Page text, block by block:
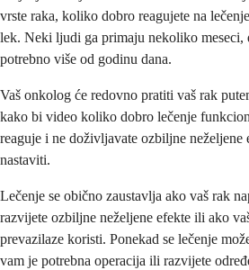
vrste raka, koliko dobro reagujete na
lek. Neki ljudi ga primaju nekoliko meseci,
potrebno više od godinu dana.
Vaš onkolog će redovno pratiti vaš rak
kako bi video koliko dobro lečenje
reaguje i ne doživljavate ozbiljne neželjene
nastaviti.
Lečenje se obično zaustavlja ako vaš rak
razvijete ozbiljne neželjene efekte ili ako
prevazilaze koristi. Ponekad se lečenje
vam je potrebna operacija ili razvijete